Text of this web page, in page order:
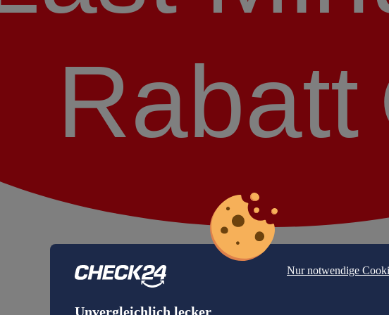
Nur notwendige
Unvergleichlich lecker
Rabatt